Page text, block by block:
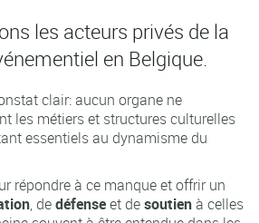
les acteurs privés de la
en Belgique.
clair: aucun organe ne
les métiers et structures culturelles
essentiels au dynamisme du
répondre à ce manque et offrir un
, dedéfenseet desoutienà celles